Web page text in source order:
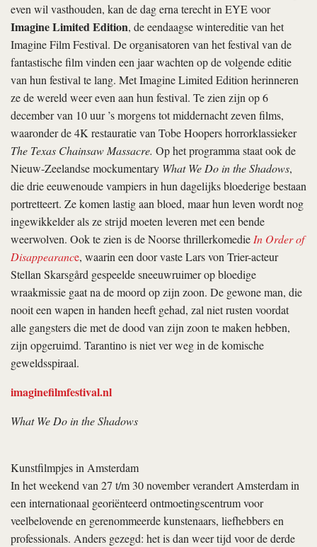
even wil vasthouden, kan de dag erna terecht in EYE voor
Imagine Limited Edition, de eendaagse wintereditie van het
Imagine Film Festival. De organisatoren van het festival van de
fantastische film vinden een jaar wachten op de volgende editie
van hun festival te lang. Met Imagine Limited Edition herinneren
ze de wereld weer even aan hun festival. Te zien zijn op 6
december van 10 uur ’s morgens tot middernacht zeven films,
waaronder de 4K restauratie van Tobe Hoopers horrorklassieker
The Texas Chainsaw Massacre. Op het programma staat ook de
Nieuw-Zeelandse mockumentary What We Do in the Shadows,
die drie eeuwenoude vampiers in hun dagelijks bloederige bestaan
portretteert. Ze komen lastig aan bloed, maar hun leven wordt nog
ingewikkelder als ze strijd moeten leveren met een bende
weerwolven. Ook te zien is de Noorse thrillerkomedieIn Order of
Disappearance, waarin een door vaste Lars von Trier-acteur
Stellan Skarsgård gespeelde sneeuwruimer op bloedige
wraakmissie gaat na de moord op zijn zoon. De gewone man, die
nooit een wapen in handen heeft gehad, zal niet rusten voordat
alle gangsters die met de dood van zijn zoon te maken hebben,
zijn opgeruimd. Tarantino is niet ver weg in de komische
geweldsspiraal.
imaginefilmfestival.nl
What We Do in the Shadows
Kunstfilmpjes in Amsterdam
In het weekend van 27 t/m 30 november verandert Amsterdam in
een internationaal georiënteerd ontmoetingscentrum voor
veelbelovende en gerenommeerde kunstenaars, liefhebbers en
professionals. Anders gezegd: het is dan weer tijd voor de derde